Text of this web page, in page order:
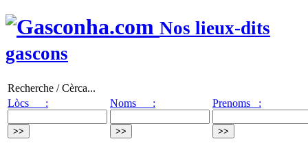
Nos lieux-dits
gascons
Recherche / Cèrca...
Lòcs :
Noms : Prenoms :